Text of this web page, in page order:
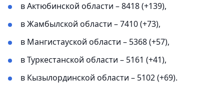
в Актюбинской области – 8418 (+139),
в Жамбылской области – 7410 (+73),
в Мангистауской области – 5368 (+57),
в Туркестанской области – 5161 (+41),
в Кызылординской области – 5102 (+69).